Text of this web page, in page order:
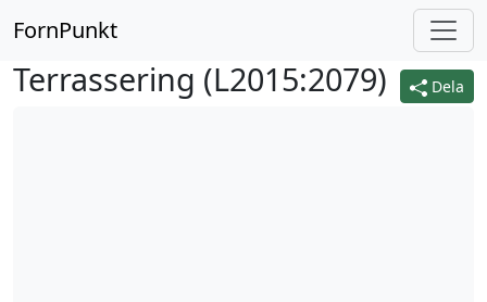
FornPunkt
Dela
Terrassering (L2015:2079)